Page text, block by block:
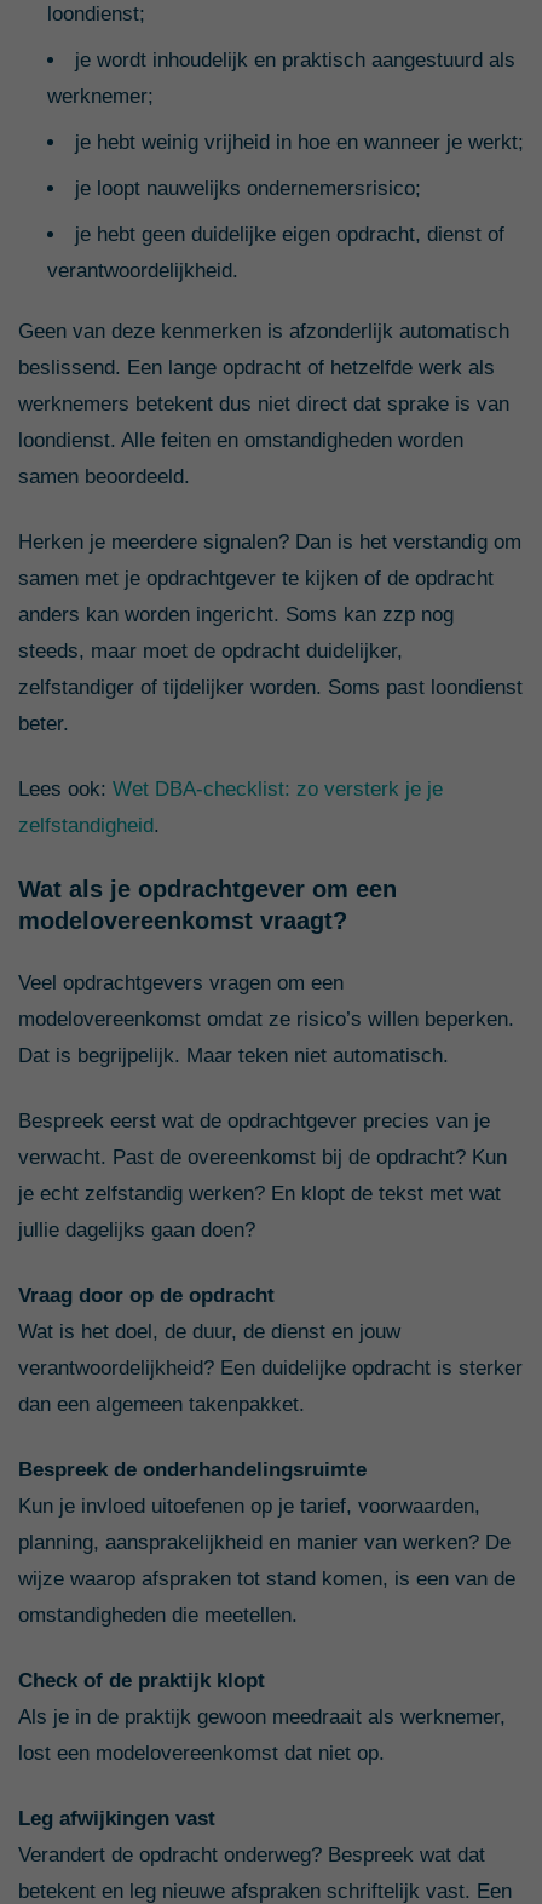
loondienst;
je wordt inhoudelijk en praktisch aangestuurd als
werknemer;
je hebt weinig vrijheid in hoe en wanneer je werkt;
je loopt nauwelijks ondernemersrisico;
je hebt geen duidelijke eigen opdracht, dienst of
verantwoordelijkheid.
Geen van deze kenmerken is afzonderlijk automatisch
beslissend. Een lange opdracht of hetzelfde werk als
werknemers betekent dus niet direct dat sprake is van
loondienst. Alle feiten en omstandigheden worden
samen beoordeeld.
Herken je meerdere signalen? Dan is het verstandig om
samen met je opdrachtgever te kijken of de opdracht
anders kan worden ingericht. Soms kan zzp nog
steeds, maar moet de opdracht duidelijker,
zelfstandiger of tijdelijker worden. Soms past loondienst
beter.
Lees ook: Wet DBA-checklist: zo versterk je je
zelfstandigheid.
Wat als je opdrachtgever om een
modelovereenkomst vraagt?
Veel opdrachtgevers vragen om een
modelovereenkomst omdat ze risico’s willen beperken.
Dat is begrijpelijk. Maar teken niet automatisch.
Bespreek eerst wat de opdrachtgever precies van je
verwacht. Past de overeenkomst bij de opdracht? Kun
je echt zelfstandig werken? En klopt de tekst met wat
jullie dagelijks gaan doen?
Vraag door op de opdracht
Wat is het doel, de duur, de dienst en jouw
verantwoordelijkheid? Een duidelijke opdracht is sterker
dan een algemeen takenpakket.
Bespreek de onderhandelingsruimte
Kun je invloed uitoefenen op je tarief, voorwaarden,
planning, aansprakelijkheid en manier van werken? De
wijze waarop afspraken tot stand komen, is een van de
omstandigheden die meetellen.
Check of de praktijk klopt
Als je in de praktijk gewoon meedraait als werknemer,
lost een modelovereenkomst dat niet op.
Leg afwijkingen vast
Verandert de opdracht onderweg? Bespreek wat dat
betekent en leg nieuwe afspraken schriftelijk vast. Een